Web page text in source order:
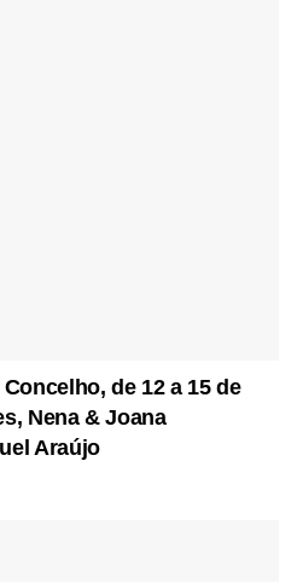
de 12 a 15 de
Nena & Joana
Araújo